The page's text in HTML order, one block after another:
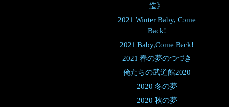
造》
2021 Winter Baby, Come
Back!
2021 Baby,Come Back!
2021 春の夢のつづき
俺たちの武道館2020
2020 冬の夢
2020 秋の夢